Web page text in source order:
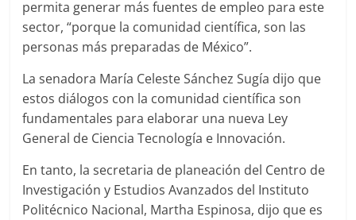
permita generar más fuentes de empleo para este
sector, “porque la comunidad científica, son las
personas más preparadas de México”.
La senadora María Celeste Sánchez Sugía dijo que
estos diálogos con la comunidad científica son
fundamentales para elaborar una nueva Ley
General de Ciencia Tecnología e Innovación.
En tanto, la secretaria de planeación del Centro de
Investigación y Estudios Avanzados del Instituto
Politécnico Nacional, Martha Espinosa, dijo que es